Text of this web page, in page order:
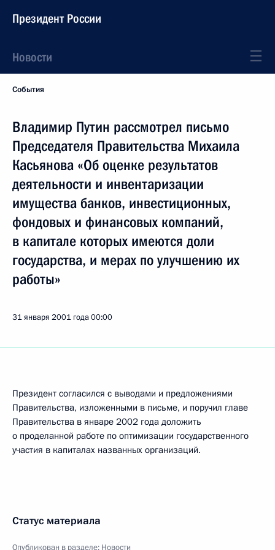
Президент России
Новости
События
Владимир Путин рассмотрел письмо
Председателя Правительства Михаила
Касьянова «Об оценке результатов
деятельности и инвентаризации
имущества банков, инвестиционных,
фондовых и финансовых компаний,
в капитале которых имеются доли
государства, и мерах по улучшению их
работы»
31 января 2001 года00:00
Президент согласился с выводами и предложениями
Правительства, изложенными в письме, и поручил главе
Правительства в январе 2002 года доложить
о проделанной работе по оптимизации государственного
участия в капиталах названных организаций.
Статус материала
Опубликован в разделе: Новости